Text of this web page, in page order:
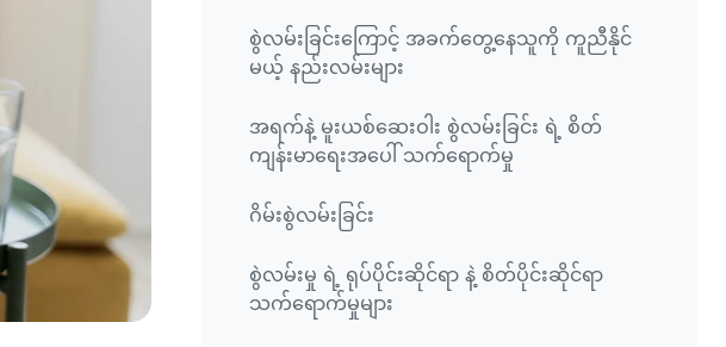
စွဲလမ်းခြင်းကြောင့် အခက်တွေ့နေသူကို ကူညီနိုင်
မယ့် နည်းလမ်းများ
အရက်နဲ့ မူးယစ်ဆေးဝါး စွဲလမ်းခြင်း ရဲ့ စိတ်
ကျန်းမာရေးအပေါ် သက်ရောက်မှု
ဂိမ်းစွဲလမ်းခြင်း
စွဲလမ်းမှု ရဲ့ ရုပ်ပိုင်းဆိုင်ရာ နဲ့ စိတ်ပိုင်းဆိုင်ရာ
သက်ရောက်မှုများ